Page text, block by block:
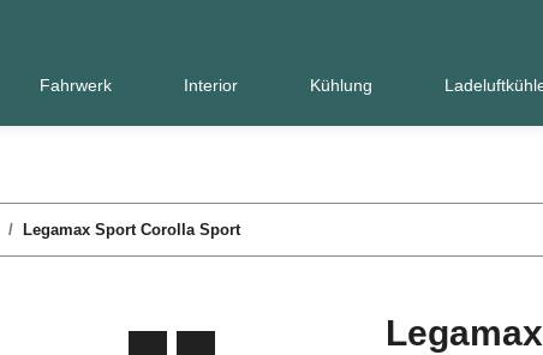
Fahrwerk Interior Kühlung
Legamax Sport Corolla Sport